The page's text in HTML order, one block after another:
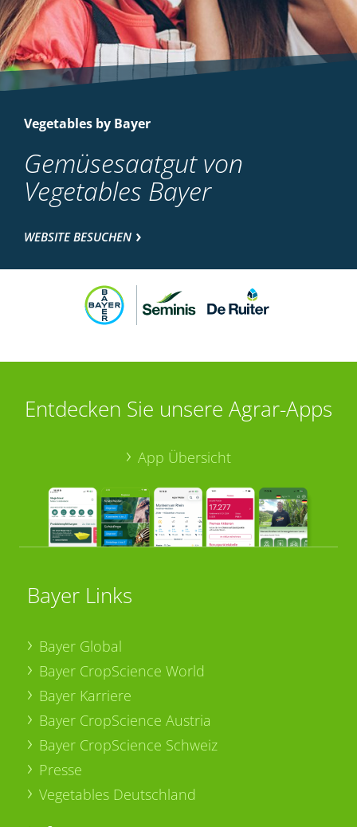
Vegetables by Bayer
Gemüsesaatgut von
Vegetables Bayer
WEBSITE BESUCHEN
Entdecken Sie unsere Agrar-Apps
App Übersicht
Bayer Links
Bayer Global
Bayer CropScience World
Bayer Karriere
Bayer CropScience Austria
Bayer CropScience Schweiz
Presse
Vegetables Deutschland